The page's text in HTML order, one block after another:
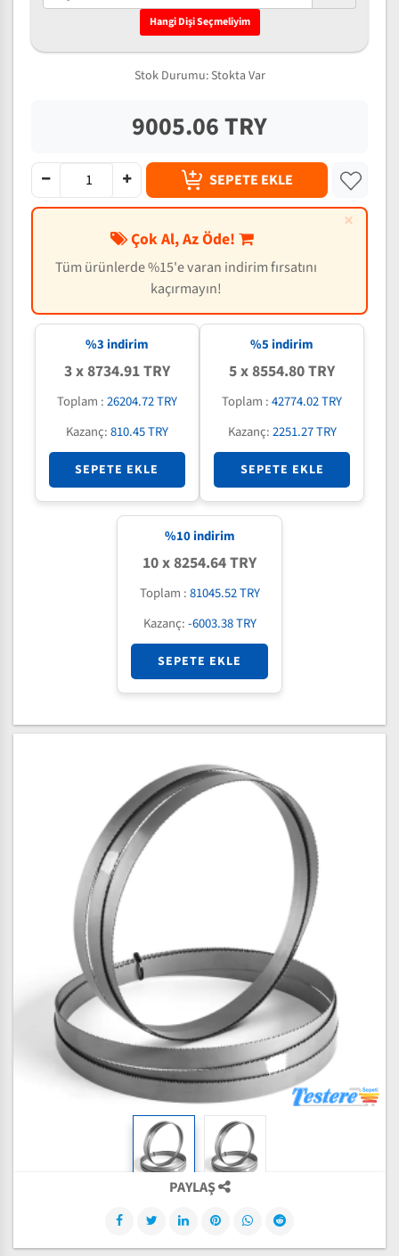
Hangi Dişi Seçmeliyim
Stok Durumu: Stokta Var
9005.06 TRY
SEPETE EKLE
×
Çok Al, Az Öde!
Tüm ürünlerde %15'e varan indirim fırsatını
kaçırmayın!
%3 indirim
3 x 8734.91 TRY
Toplam :26204.72 TRY
Kazanç:810.45 TRY
SEPETE EKLE
%5 indirim
5 x 8554.80 TRY
Toplam :42774.02 TRY
Kazanç:2251.27 TRY
SEPETE EKLE
%10indirim
10 x 8254.64 TRY
Toplam :81045.52 TRY
Kazanç:-6003.38 TRY
SEPETE EKLE
PAYLAŞ